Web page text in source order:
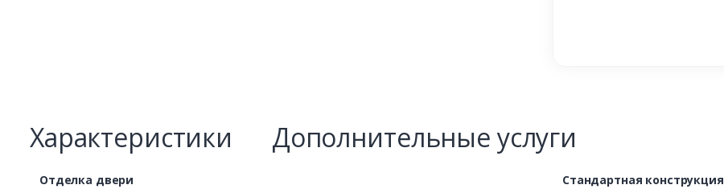
Характеристики Дополнительные услуги
Отделка двери Стандартная конструкция